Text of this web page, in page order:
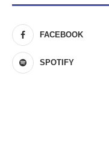
FACEBOOK
SPOTIFY